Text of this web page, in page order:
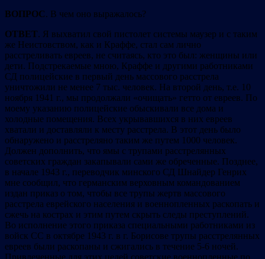
ВОПРОС. В чем оно выражалось?
ОТВЕТ. Я выхватил свой пистолет системы маузер и с таким
же Неистовством, как и Краффе, стал сам лично
расстреливать евреев, не считаясь, кто это был: женщины или
дети. Подстрекаемые мною, Краффе и другими работниками
СД полицейские в первый день массового расстрела
уничтожили не менее 7 тыс. человек. На второй день, т.е. 10
ноября 1941 г., мы продолжали «очищать» гетто от евреев. По
моему указанию полицейские обыскивали все дома и
холодные помещения. Всех укрывавшихся в них евреев
хватали и доставляли к месту расстрела. В этот день было
обнаружено и расстреляно таким же путем 1000 человек.
Должен дополнить, что ямы с трупами расстрелянных
советских граждан закапывали сами же обреченные. Позднее,
в начале 1943 г., переводчик минского СД Шнайдер Генрих
мне сообщил, что германским верховным командованием
издан приказ о том, чтобы все трупы жертв массового
расстрела еврейского населения и военнопленных раскопать и
сжечь на кострах и этим путем скрыть следы преступлений.
Во исполнение этого приказа специальными работниками из
войск СС в октябре 1943 г. в г. Борисове трупы расстрелянных
евреев были раскопаны и сжигались в течение 5-6 ночей.